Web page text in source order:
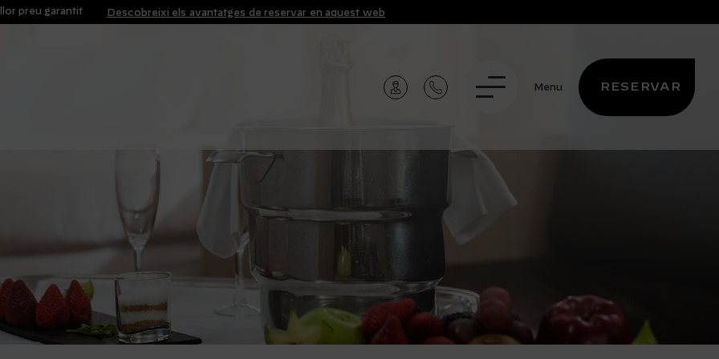
preu garantit Descobreixi els avantatges de reservar en aquest web
Menu RESERVAR